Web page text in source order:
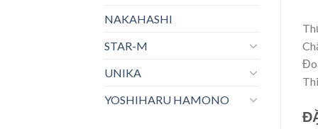
NAKAHASHI
STAR-M
UNIKA
YOSHIHARU HAMONO